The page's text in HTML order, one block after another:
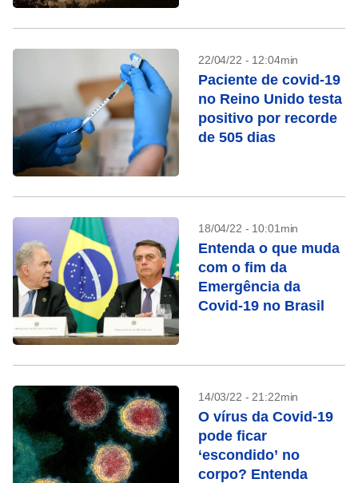
22/04/22 - 12:04min
Paciente de covid-19
no Reino Unido testa
positivo por recorde
de 505 dias
18/04/22 - 10:01min
Entenda o que muda
com o fim da
Emergência da
Covid-19 no Brasil
14/03/22 - 21:22min
O vírus da Covid-19
pode ficar
‘escondido’ no
corpo? Entenda